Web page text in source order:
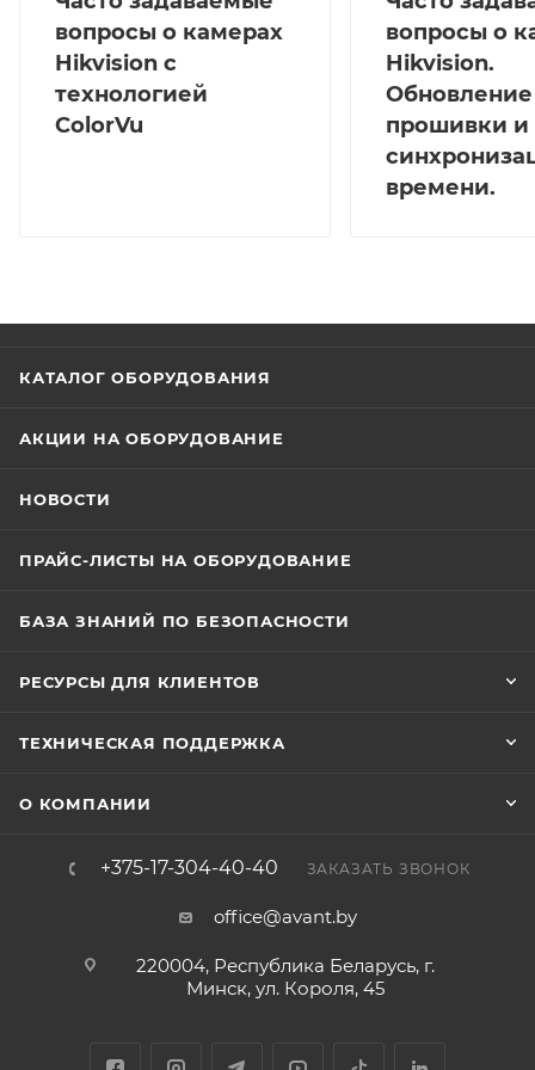
вопросы о камерах
Hikvision с
технологией
ColorVu
вопросы о
Hikvision.
Обновление
прошивки и
времени.
КАТАЛОГ ОБОРУДОВАНИЯ
АКЦИИ НА ОБОРУДОВАНИЕ
НОВОСТИ
ПРАЙС-ЛИСТЫ НА ОБОРУДОВАНИЕ
БАЗА ЗНАНИЙ ПО БЕЗОПАСНОСТИ
РЕСУРСЫ ДЛЯ КЛИЕНТОВ
ТЕХНИЧЕСКАЯ ПОДДЕРЖКА
О КОМПАНИИ
+375-17-304-40-40 ЗАКАЗАТЬ ЗВОНОК
office@avant.by
220004, Республика Беларусь, г.
Минск, ул. Короля, 45